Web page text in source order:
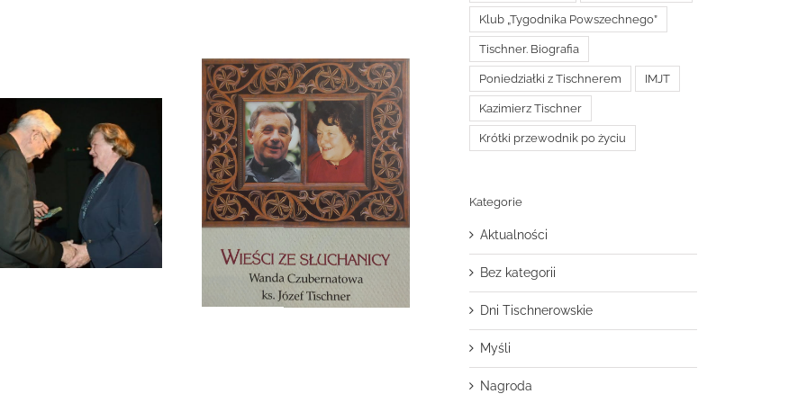
Zmarła Wanda Czubernatowa
Klub „Tygodnika Powszechnego”
Tischner. Biografia
Poniedziałki z Tischnerem IMJT
Kazimierz Tischner
Krótki przewodnik po życiu
Kategorie
Aktualności
Bez kategorii
Dni Tischnerowskie
Myśli
Nagroda